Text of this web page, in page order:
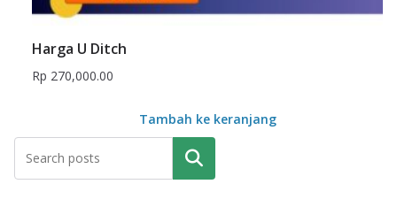
Harga U Ditch
Rp 270,000.00
Tambah ke keranjang
Pencarian